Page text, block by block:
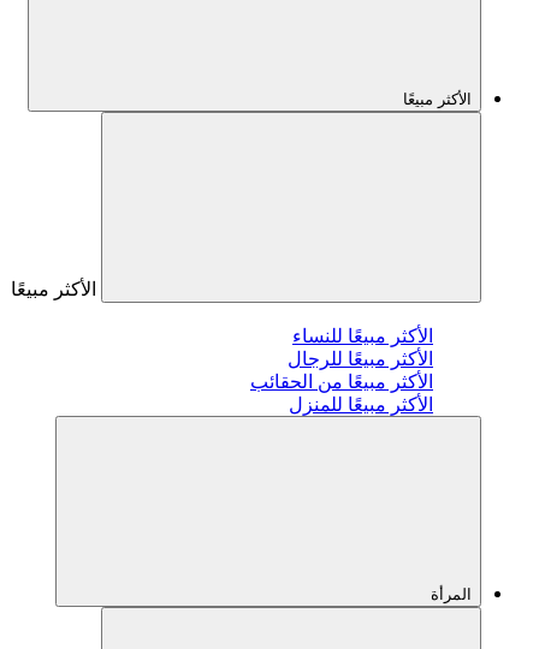
الأكثر مبيعًا
الأكثر مبيعًا
الأكثر مبيعًا للنساء
الأكثر مبيعًا للرجال
الأكثر مبيعًا من الحقائب
الأكثر مبيعًا للمنزل
المرأة